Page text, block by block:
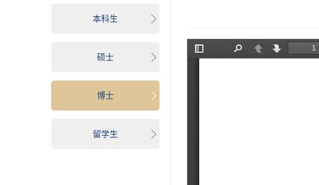
本科生
硕士
博士
留学生